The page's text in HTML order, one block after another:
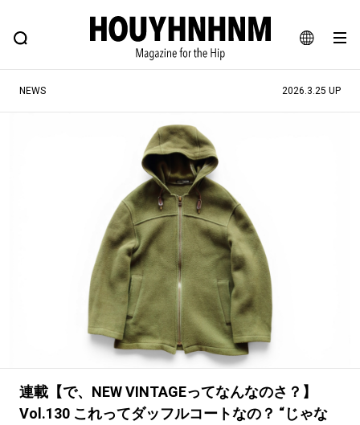
JA
EN
FEATURE BLOG SNAP
ヒップなファッション、カルチャー、ライフスタイルWEBマガジン
#SHOPPING ADDICT #憧れの逸品
#ESSENTIAL DESIGNS #古着サミット
#NEW VINTAGE #マイナーグッド図鑑
#路地裏てぃーん。 #MONTHLY JOURNAL
#GH 銘品の所以 #フイナムのYouTube
#Commune H #FOCUS IT #AH.H
#ととけん #FASHION #MUSIC #MOVIE
#SNEAKER #OUTDOOR
#SPORTS #HANDSOME HANDBOOK
NEWS 2026.3.25 UP
連載【で、NEW VINTAGEってなんなのさ？】
Vol.130 これってダッフルコートなの？ “じゃな